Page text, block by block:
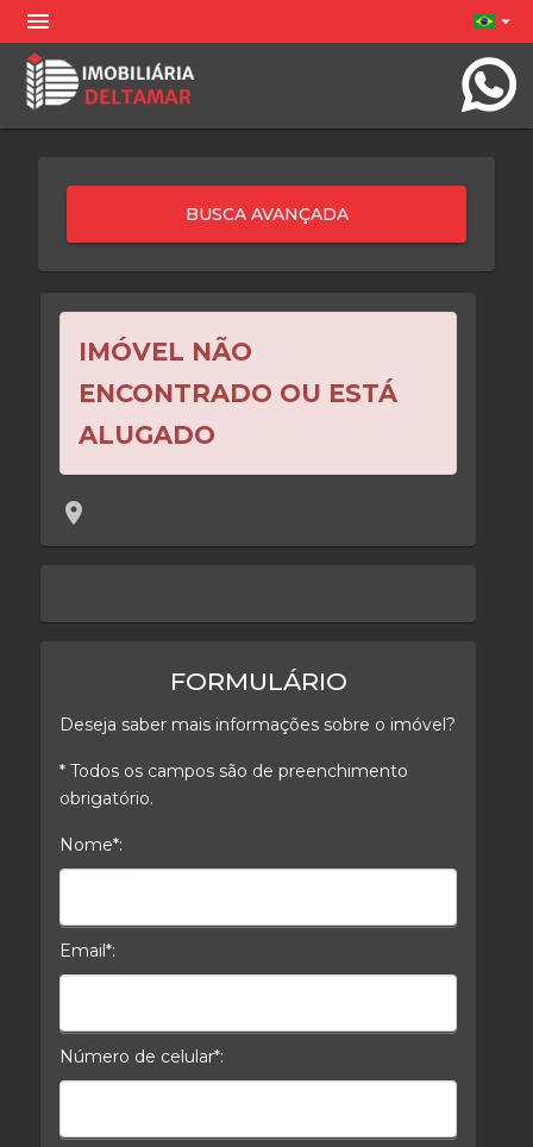
menu arrow_drop_down
IMÓVEL NÃO
ENCONTRADO OU ESTÁ
ALUGADO
location_on
FORMULÁRIO
Deseja saber mais informações sobre o imóvel?
* Todos os campos são de preenchimento
obrigatório.
Nome*:
Email*:
Número de celular*: